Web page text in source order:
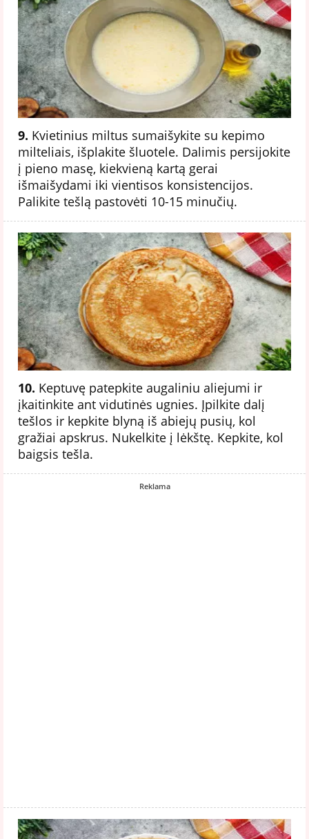
9. Kvietinius miltus sumaišykite su kepimo
milteliais, išplakite šluotele. Dalimis persijokite
į pieno masę, kiekvieną kartą gerai
išmaišydami iki vientisos konsistencijos.
Palikite tešlą pastovėti 10-15 minučių.
10. Keptuvę patepkite augaliniu aliejumi ir
įkaitinkite ant vidutinės ugnies. Įpilkite dalį
tešlos ir kepkite blyną iš abiejų pusių, kol
gražiai apskrus. Nukelkite į lėkštę. Kepkite, kol
baigsis tešla.
Reklama